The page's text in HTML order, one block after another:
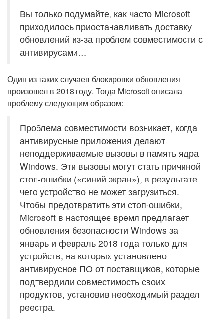
Вы только подумайте, как часто Microsoft
приходилось приостанавливать доставку
обновлений из-за проблем совместимости с
антивирусами…
Один из таких случаев блокировки обновления
произошел в 2018 году. Тогда Microsoft описала
проблему следующим образом:
Проблема совместимости возникает, когда
антивирусные приложения делают
неподдерживаемые вызовы в память ядра
Windows. Эти вызовы могут стать причиной
стоп-ошибки («синий экран»), в результате
чего устройство не может загрузиться.
Чтобы предотвратить эти стоп-ошибки,
Microsoft в настоящее время предлагает
обновления безопасности Windows за
январь и февраль 2018 года только для
устройств, на которых установлено
антивирусное ПО от поставщиков, которые
подтвердили совместимость своих
продуктов, установив необходимый раздел
реестра.